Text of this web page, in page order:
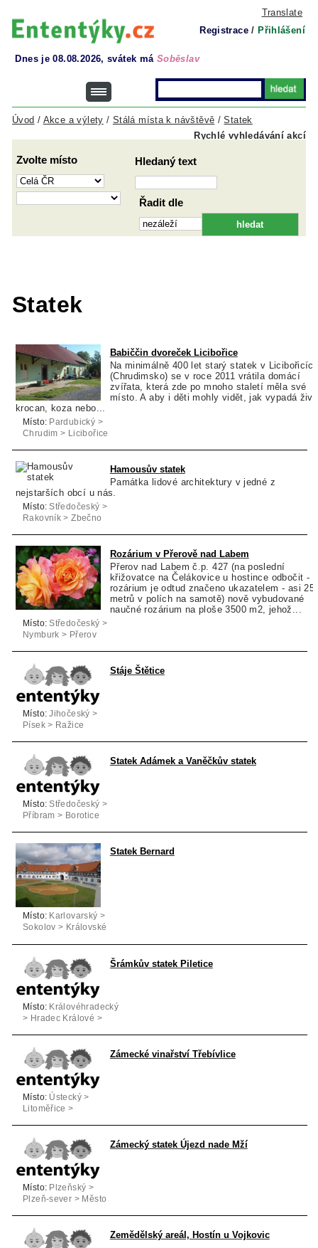
Translate
Registrace / Přihlášení
Dnes je 08.08.2026, svátek má Soběslav
Rychlé vyhledávání akcí
Úvod / Akce a výlety / Stálá místa k návštěvě /Statek
Zvolte místo Hledaný text
Řadit dle
Statek
Babiččin dvoreček Licibořice
Na minimálně 400 let starý statek v
(Chrudimsko) se v roce 2011 vrátila domácí
zvířata, která zde po mnoho staletí měla své
místo. A aby i děti mohly vidět, jak vypadá živý
krocan, koza nebo...
Místo: Pardubický >
Chrudim > Licibořice
Hamousův statek
Památka lidové architektury v jedné z
nejstarších obcí u nás.
Místo: Středočeský >
Rakovník > Zbečno
Rozárium v Přerově nad Labem
Přerov nad Labem č.p. 427 (na poslední
křižovatce na Čelákovice u hostince odbočit -
rozárium je odtud značeno ukazatelem - asi
metrů v polích na samotě) nově vybudované
naučné rozárium na ploše 3500 m2, jehož...
Místo: Středočeský >
Nymburk > Přerov
Stáje Štětice
Místo: Jihočeský >
Písek > Ražice
Statek Adámek a Vaněčkův statek
Místo: Středočeský >
Příbram > Borotice
Statek Bernard
Místo: Karlovarský >
Sokolov > Královské
Šrámkův statek Piletice
Místo: Královéhradecký
> Hradec Králové >
Zámecké vinařství Třebívlice
Místo: Ústecký >
Litoměřice >
Zámecký statek Újezd nade Mží
Místo: Plzeňský >
Plzeň-sever > Město
Zemědělský areál, Hostín u Vojkovic